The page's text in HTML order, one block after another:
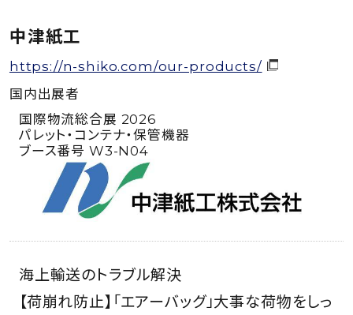
中津紙工
https://n-shiko.com/our-products/
国内出展者
国際物流総合展 2026
パレット・コンテナ・保管機器
ブース番号 W3-N04
海上輸送のトラブル解決
【荷崩れ防止】「エアーバッグ」大事な荷物をしっ